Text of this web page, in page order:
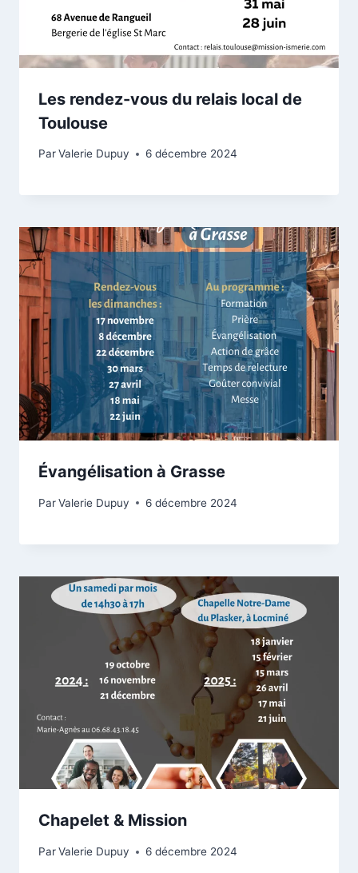
Les rendez-vous du relais local de
Toulouse
ParValerie Dupuy 6 décembre 2024
Évangélisation à Grasse
ParValerie Dupuy 6 décembre 2024
Chapelet & Mission
ParValerie Dupuy 6 décembre 2024